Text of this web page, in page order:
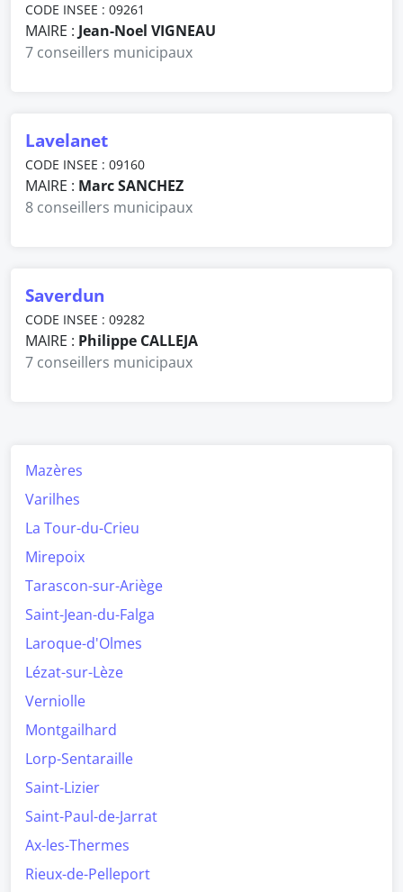
CODE INSEE : 09261
MAIRE : Jean-Noel VIGNEAU
7 conseillers municipaux
Lavelanet
CODE INSEE : 09160
MAIRE : Marc SANCHEZ
8 conseillers municipaux
Saverdun
CODE INSEE : 09282
MAIRE : Philippe CALLEJA
7 conseillers municipaux
Mazères
Varilhes
La Tour-du-Crieu
Mirepoix
Tarascon-sur-Ariège
Saint-Jean-du-Falga
Laroque-d'Olmes
Lézat-sur-Lèze
Verniolle
Montgailhard
Lorp-Sentaraille
Saint-Lizier
Saint-Paul-de-Jarrat
Ax-les-Thermes
Rieux-de-Pelleport